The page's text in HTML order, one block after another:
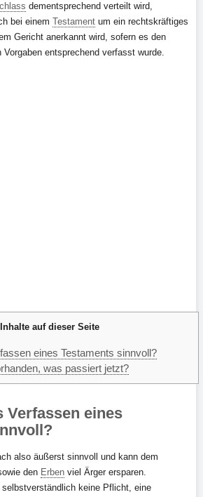
dementsprechend verteilt wird,
bei einem Testament um ein rechtskräftiges
Gericht anerkannt wird, sofern es den
entsprechend verfasst wurde.
Inhalte auf dieser Seite
eines Testaments sinnvoll?
was passiert jetzt?
Verfassen eines
also äußerst sinnvoll und kann dem
den Erben viel Ärger ersparen.
keine Pflicht, eine